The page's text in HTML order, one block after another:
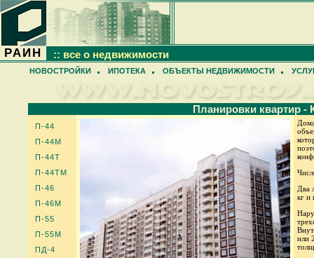
РАИН :: все о недвижимости
НОВОСТРОЙКИ ИПОТЕКА ОБЪЕКТЫ НЕДВИЖИМОСТИ
Планировки квартир -
П-44
П-44М
П-44Т
П-44ТМ
П-46
П-46М
П-55
П-55М
ПД-4
Два
кг и
или